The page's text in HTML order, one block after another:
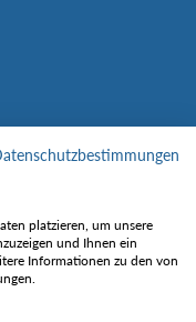
platzieren, um unsere
und Ihnen ein
Informationen zu den von